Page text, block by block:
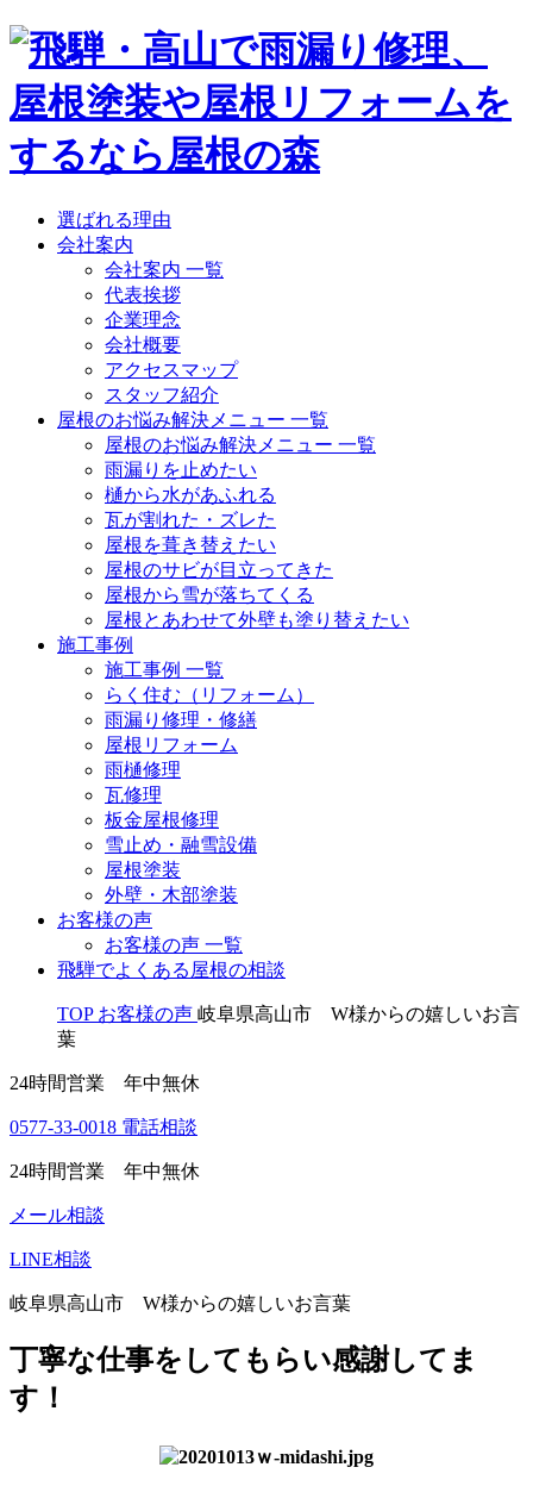
選ばれる理由
会社案内
会社案内 一覧
代表挨拶
企業理念
会社概要
アクセスマップ
スタッフ紹介
屋根のお悩み解決メニュー 一覧
屋根のお悩み解決メニュー 一覧
雨漏りを止めたい
樋から水があふれる
瓦が割れた・ズレた
屋根を葺き替えたい
屋根のサビが目立ってきた
屋根から雪が落ちてくる
屋根とあわせて外壁も塗り替えたい
施工事例
施工事例 一覧
らく住む（リフォーム）
雨漏り修理・修繕
屋根リフォーム
雨樋修理
瓦修理
板金屋根修理
雪止め・融雪設備
屋根塗装
外壁・木部塗装
お客様の声
お客様の声 一覧
飛騨でよくある屋根の相談
TOP お客様の声 岐阜県高山市 W様からの嬉しいお言
葉
24時間営業 年中無休
0577-33-0018 電話相談
24時間営業 年中無休
メール相談
LINE相談
岐阜県高山市 W様からの嬉しいお言葉
丁寧な仕事をしてもらい感謝してま
す！